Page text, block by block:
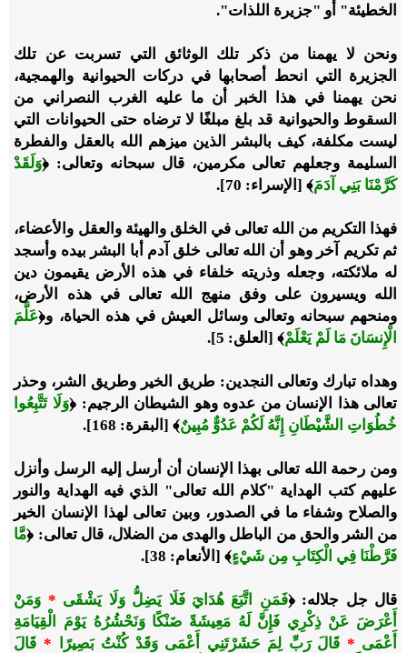
الخطيئة" أو "جزيرة اللذات".
ونحن لا يهمنا من ذكر تلك الوثائق التي تسربت عن تلك
الجزيرة التي انحط أصحابها في دركات الحيوانية والهمجية،
نحن يهمنا في هذا الخبر أن ما عليه الغرب النصراني من
السقوط والحيوانية قد بلغ مبلغًا لا ترضاه حتى الحيوانات التي
ليست مكلفة، كيف بالبشر الذين ميزهم الله بالعقل والفطرة
السليمة وجعلهم تعالى مكرمين، قال سبحانه وتعالى: ﴿وَلَقَدْ
كَرَّمْنَا بَنِي آدَمَ﴾ [الإسراء: 70].
فهذا التكريم من الله تعالى في الخلق والهيئة والعقل والأعضاء،
ثم تكريم آخر وهو أن الله تعالى خلق آدم أبا البشر بيده وأسجد
له ملائكته، وجعله وذريته خلفاء في هذه الأرض يقيمون دين
الله ويسيرون على وفق منهج الله تعالى في هذه الأرض،
ومنحهم سبحانه وتعالى وسائل العيش في هذه الحياة، و﴿عَلَّمَ
الْإِنسَانَ مَا لَمْ يَعْلَمْ﴾ [العلق: 5].
وهداه تبارك وتعالى النجدين: طريق الخير وطريق الشر، وحذر
تعالى هذا الإنسان من عدوه وهو الشيطان الرجيم: ﴿وَلَا تَتَّبِعُوا
خُطُوَاتِ الشَّيْطَانِ إِنَّهُ لَكُمْ عَدُوٌّ مُبِينٌ﴾ [البقرة: 168].
ومن رحمة الله تعالى بهذا الإنسان أن أرسل إليه الرسل وأنزل
عليهم كتب الهداية "كلام الله تعالى" الذي فيه الهداية والنور
والصلاح وشفاء ما في الصدور، وبين تعالى لهذا الإنسان الخير
من الشر والحق من الباطل والهدى من الضلال، قال تعالى: ﴿مَّا
فَرَّطْنَا فِي الْكِتَابِ مِن شَيْءٍ﴾ [الأنعام: 38].
قال جل جلاله:﴿فَمَنِ اتَّبَعَ هُدَايَ فَلَا يَضِلُّ وَلَا يَشْقَى * وَمَنْ
أَعْرَضَ عَنْ ذِكْرِي فَإِنَّ لَهُ مَعِيشَةً ضَنْكًا وَنَحْشُرُهُ يَوْمَ الْقِيَامَةِ
أَعْمَى * قَالَ رَبِّ لِمَ حَشَرْتَنِي أَعْمَى وَقَدْ كُنْتُ بَصِيرًا * قَالَ